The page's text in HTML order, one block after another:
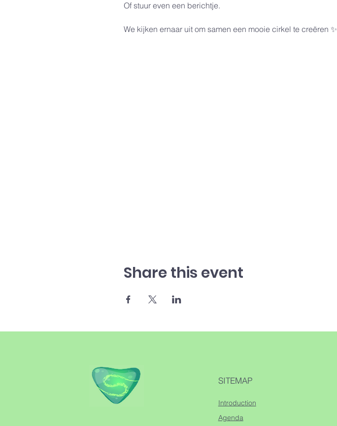
Of stuur even een berichtje.
We kijken ernaar uit om samen een mooie cirkel te creëren ✨
Share this event
SITEMAP
Introduction
Agenda